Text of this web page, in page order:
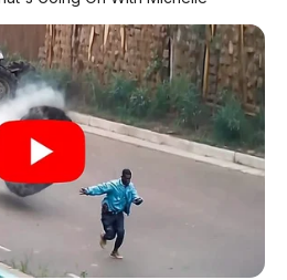
di tempat yang sempit.
800V active suspension
mengangkat satu roda
. Artinya, mobil bisa
suspensi secara real-time
10 MENIT